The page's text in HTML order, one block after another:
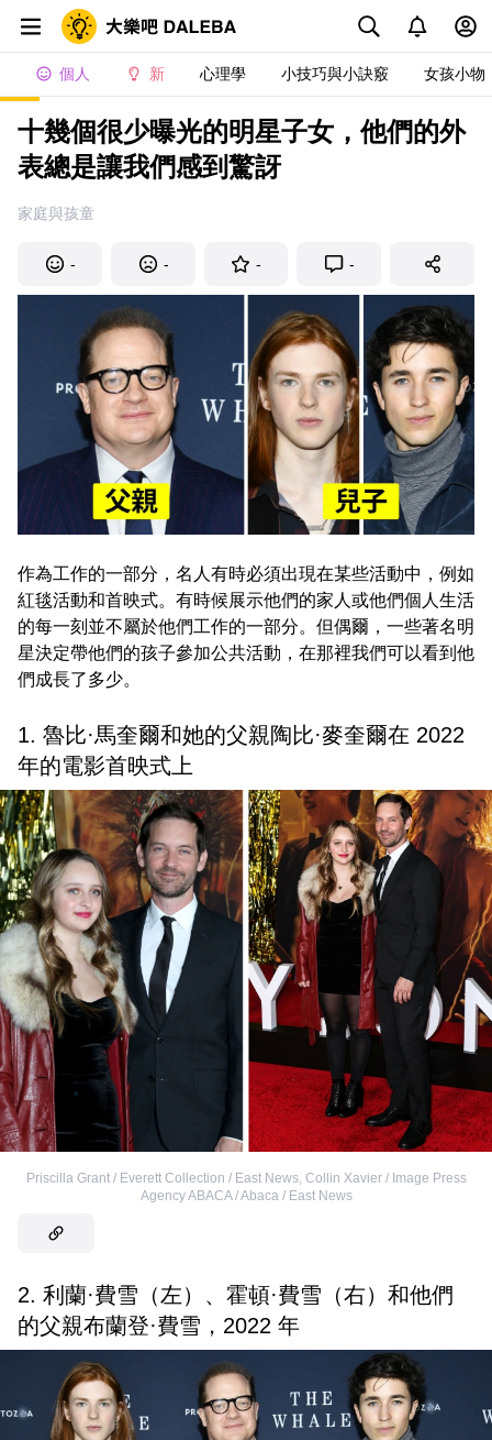
個人 新 心理學 小技巧與小訣竅 女孩小物
十幾個很少曝光的明星子女，他們的外
表總是讓我們感到驚訝
家庭與孩童
- - - -
作為工作的一部分，名人有時必須出現在某些活動中，例如
紅毯活動和首映式。有時候展示他們的家人或他們個人生活
的每一刻並不屬於他們工作的一部分。但偶爾，一些著名明
星決定帶他們的孩子參加公共活動，在那裡我們可以看到他
們成長了多少。
1. 魯比·馬奎爾和她的父親陶比·麥奎爾在 2022
年的電影首映式上
Priscilla Grant / Everett Collection / East News, Collin Xavier / Image Press
Agency ABACA / Abaca / East News
2. 利蘭·費雪（左）、霍頓·費雪（右）和他們
的父親布蘭登·費雪，2022 年